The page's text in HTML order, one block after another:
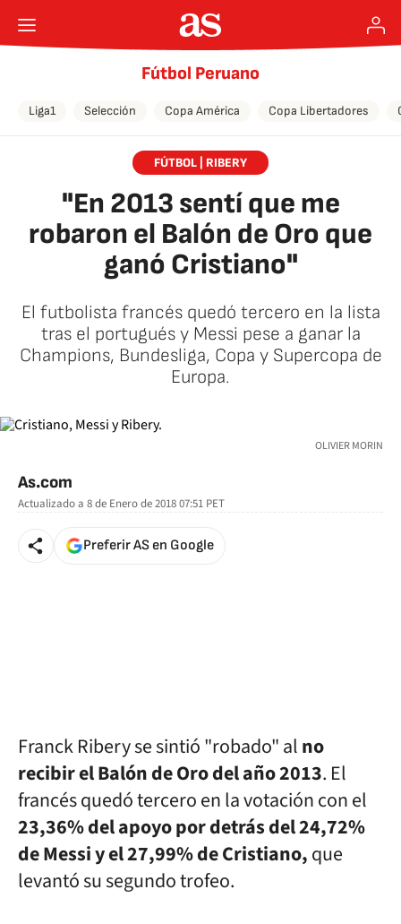
Fútbol Peruano
Liga1 Selección Copa América Copa Libertadores
FÚTBOL | RIBERY
"En 2013 sentí que me
robaron el Balón de Oro que
ganó Cristiano"
El futbolista francés quedó tercero en la lista
tras el portugués y Messi pese a ganar la
Champions, Bundesliga, Copa y Supercopa de
Europa.
OLIVIER MORIN
As.com
Actualizado a 8 de Enero de 2018 07:51 PET
Preferir AS en Google
Franck Ribery se sintió "robado" alno
recibir el Balón de Oro del año 2013. El
francés quedó tercero en la votación con el
23,36% del apoyo por detrás del 24,72%
de Messi y el 27,99% de Cristiano,que
levantó su segundo trofeo.